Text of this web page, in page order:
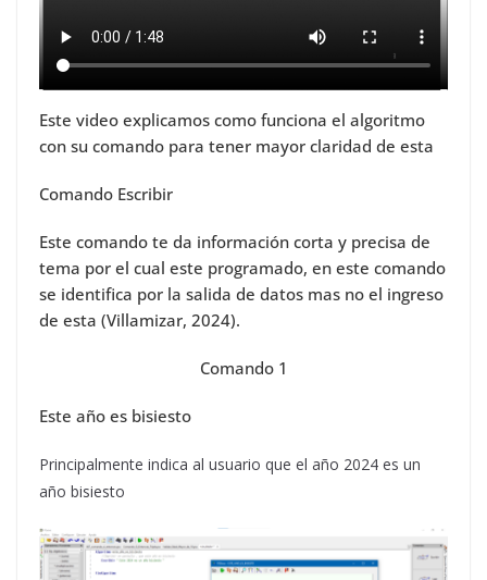
Este video explicamos como funciona el algoritmo
con su comando para tener mayor claridad de esta
Comando Escribir
Este comando te da información corta y precisa de
tema por el cual este programado, en este comando
se identifica por la salida de datos mas no el ingreso
de esta (Villamizar, 2024).
Comando 1
Este año es bisiesto
Principalmente indica al usuario que el año 2024 es un
año bisiesto